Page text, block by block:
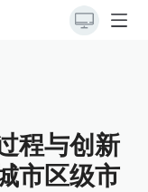
程与创新
市区级市